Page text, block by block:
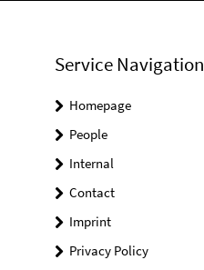
Service Navigation
Homepage
People
Internal
Contact
Imprint
Privacy Policy